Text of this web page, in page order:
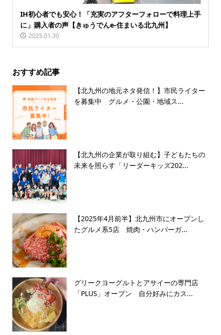
IH初心者でも安心！「充実のアフターフォローで料理上手
に」購入者の声【きゅうでんe-住まいる北九州】
2025.01.30
おすすめ記事
【北九州の地元ネタ発信！】市民ライター
を募集中 グルメ・公園・地域ス...
【北九州の企業が取り組む】子どもたちの
未来を照らす「リーダーキッズ202...
【2025年4月前半】北九州市にオープンし
たグルメ系5店 焼肉・ハンバーガ...
グリークヨーグルトとアサイーの専門店
「PLUS」オープン 自分好みにカス...